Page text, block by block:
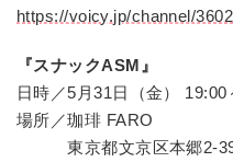
https://voicy.jp/channel/3602
『スナックASM』
日時／5月31日（金） 19:00
場所／珈琲 FARO
東京都文京区本郷2-39-